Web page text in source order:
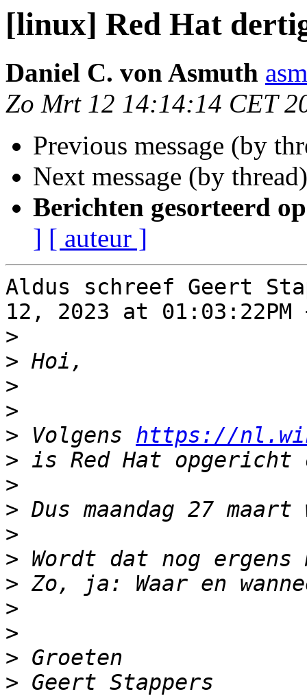
[linux] Red Hat
Daniel C. von Asmuth
Zo Mrt 12 14:14:14 CET
Previous message (by
Next message (by
Berichten gesorteerd
] [ auteur ]
Aldus schreef Geert
12, 2023 at 01:03:22PM
>
>
>
>
> Volgens https://
>
>
>
>
>
>
>
>
>
>